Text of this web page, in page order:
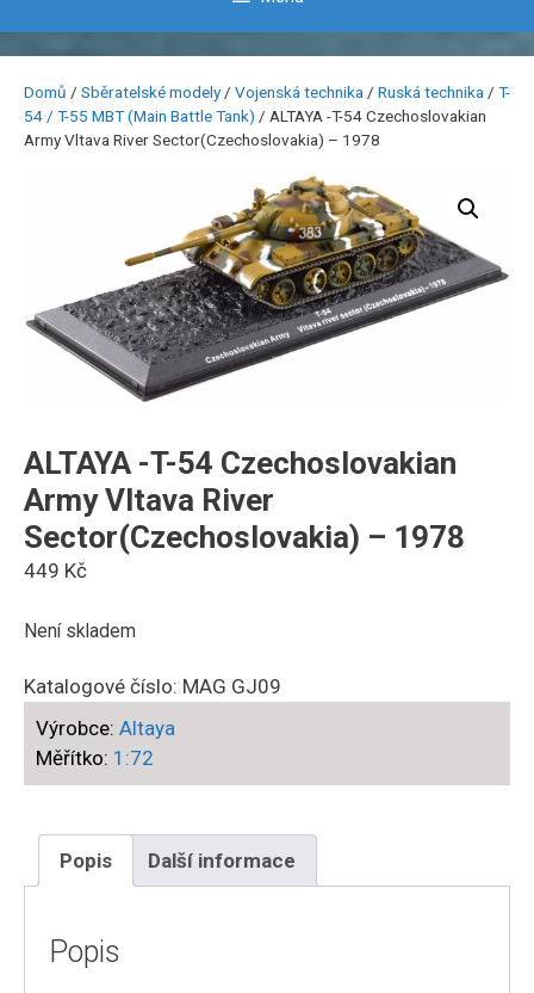
Domů / Sběratelské modely / Vojenská technika / Ruská technika / T-
54 / T-55 MBT (Main Battle Tank) / ALTAYA -T-54 Czechoslovakian
Army Vltava River Sector(Czechoslovakia) – 1978
ALTAYA -T-54 Czechoslovakian
Army Vltava River
Sector(Czechoslovakia) – 1978
449 Kč
Není skladem
Katalogové číslo: MAG GJ09
Výrobce: Altaya
Měřítko: 1:72
Popis Další informace
Popis